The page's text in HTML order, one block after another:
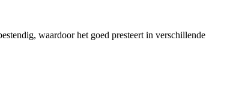
waardoor het goed presteert in verschillende